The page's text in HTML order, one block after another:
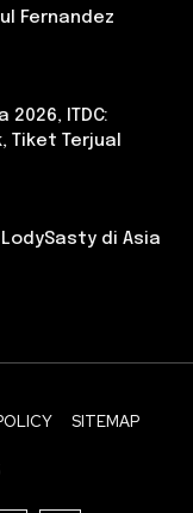
Fernandez
ITDC:
Terjual
LodySasty di Asia
SITEMAP